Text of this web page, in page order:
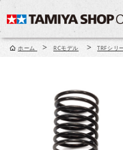
ホーム > RCモデル > TRFシリ